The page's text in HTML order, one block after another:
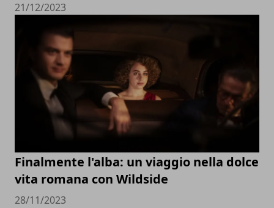
21/12/2023
Finalmente l'alba: un viaggio nella dolce
vita romana con Wildside
28/11/2023